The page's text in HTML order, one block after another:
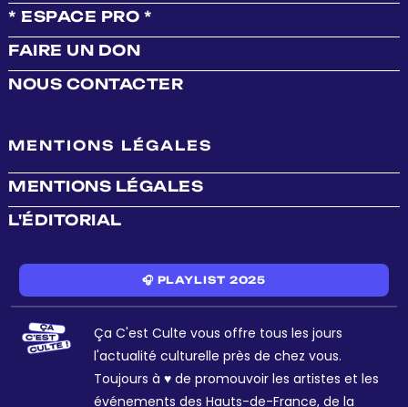
* ESPACE PRO *
FAIRE UN DON
NOUS CONTACTER
MENTIONS LÉGALES
MENTIONS LÉGALES
L'ÉDITORIAL
🎧 PLAYLIST 2025
Ça C'est Culte vous offre tous les jours
l'actualité culturelle près de chez vous.
Toujours à ♥ de promouvoir les artistes et les
événements des Hauts-de-France, de la